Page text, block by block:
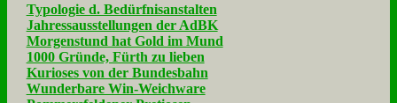
Typologie d. Bedürfnisanstalten
Jahressausstellungen der AdBK
Morgenstund hat Gold im Mund
1000 Gründe, Fürth zu lieben
Kurioses von der Bundesbahn
Wunderbare Win-Weichware